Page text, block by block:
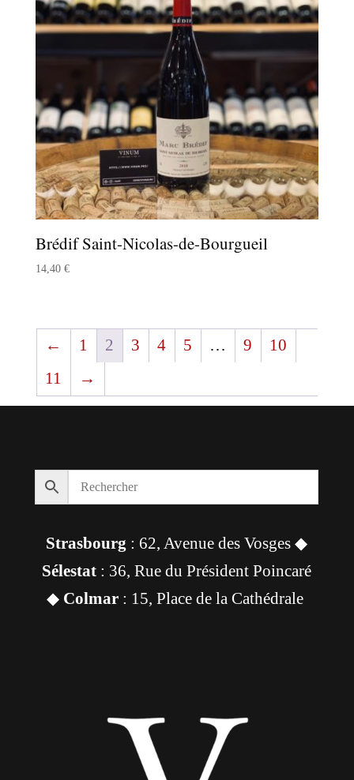
Brédif Saint-Nicolas-de-Bourgueil
14,40 €
← 1 2 3 4 5 … 9
10
11
→
Strasbourg : 62, Avenue des Vosges ◆
Sélestat : 36, Rue du Président Poincaré
◆ Colmar: 15, Place de la Cathédrale